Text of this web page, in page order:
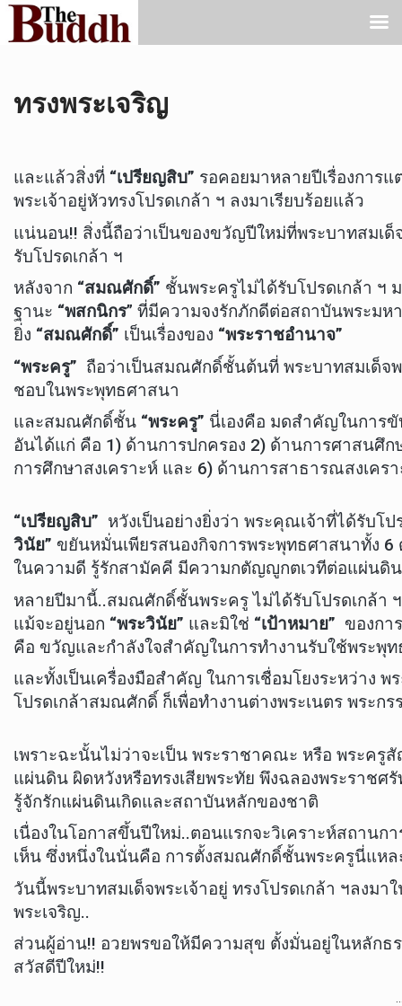
ทรงพระเจริญ
และแล้วสิ่งที่ “เปรียญสิบ” รอคอยมาหลายปีเรื่องการ
พระเจ้าอยู่หัวทรงโปรดเกล้า ฯ ลงมาเรียบร้อยแล้ว
แน่นอน!! สิ่งนี้ถือว่าเป็นของขวัญปีใหม่ที่พระบาทสมเด็
รับโปรดเกล้า ฯ
หลังจาก “สมณศักดิ์” ชั้นพระครูไม่ได้รับโปรดเกล้า ฯ
ฐานะ “พสกนิกร” ที่มีความจงรักภักดีต่อสถาบันพระมห
ยิ่ง “สมณศักดิ์” เป็นเรื่องของ “พระราชอำนาจ”
“พระครู” ถือว่าเป็นสมณศักดิ์ชั้นต้นที่ พระบาทสมเด็จ
ชอบในพระพุทธศาสนา
และสมณศักดิ์ชั้น “พระครู” นี่เองคือ มดสำคัญในการ
อันได้แก่ คือ 1) ด้านการปกครอง 2) ด้านการศาสนศึ
การศึกษาสงเคราะห์ และ 6) ด้านการสาธารณสงเคร
“เปรียญสิบ” หวังเป็นอย่างยิ่งว่า พระคุณเจ้าที่ได้รับ
วินัย” ขยันหมั่นเพียรสนองกิจการพระพุทธศาสนาทั้ง
ในความดี รู้รักสามัคคี มีความกตัญญูกตเวทีต่อแผ่นดิ
หลายปีมานี้..สมณศักดิ์ชั้นพระครู ไม่ได้รับโปรดเกล้า
แม้จะอยู่นอก “พระวินัย” และมิใช่ “เป้าหมาย” ของกา
คือ ขวัญและกำลังใจสำคัญในการทำงานรับใช้พระพุ
และทั้งเป็นเครื่องมือสำคัญ ในการเชื่อมโยงระหว่า
โปรดเกล้าสมณศักดิ์ ก็เพื่อทำงานต่างพระเนตร พระ
เพราะฉะนั้นไม่ว่าจะเป็น พระราชาคณะ หรือ พระครู
แผ่นดิน ผิดหวังหรือทรงเสียพระทัย พึงฉลองพระราช
รู้จักรักแผ่นดินเกิดและสถาบันหลักของชาติ
เนื่องในโอกาสขึ้นปีใหม่..ตอนแรกจะวิเคราะห์สถาน
เห็น ซึ่งหนึ่งในนั่นคือ การตั้งสมณศักดิ์ชั้นพระครูนี่แหล
วันนี้พระบาทสมเด็จพระเจ้าอยู่ ทรงโปรดเกล้า ฯลงม
พระเจริญ..
ส่วนผู้อ่าน!! อวยพรขอให้มีความสุข ตั้งมั่นอยู่ในหลักธ
สวัสดีปีใหม่!!